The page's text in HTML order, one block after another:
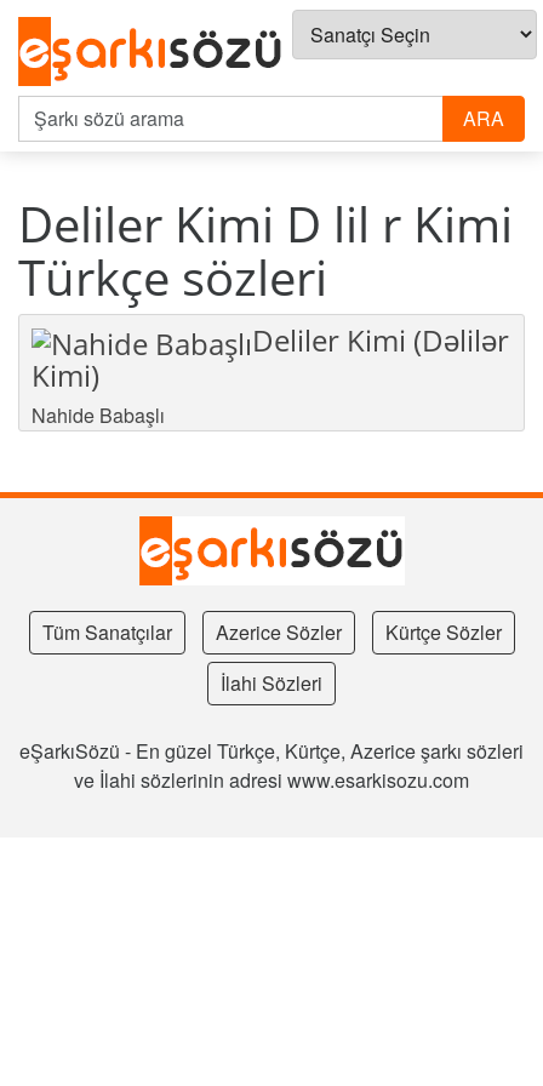
Deliler Kimi D lil r Kimi
Türkçe sözleri
Deliler Kimi (Dəlilər
Kimi)
Nahide Babaşlı
Tüm Sanatçılar Azerice Sözler
Kürtçe Sözler
İlahi Sözleri
eŞarkıSözü - En güzel Türkçe, Kürtçe, Azerice şarkı sözleri
ve İlahi sözlerinin adresi www.esarkisozu.com